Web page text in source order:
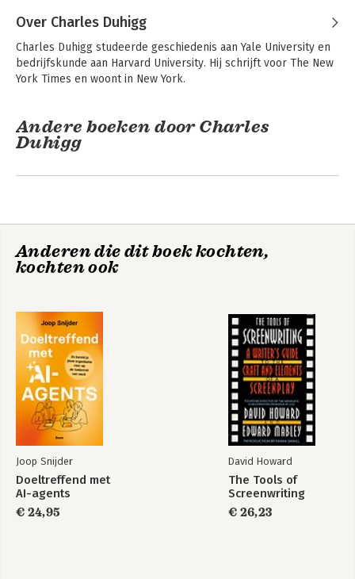
Over Charles Duhigg
Charles Duhigg studeerde geschiedenis aan Yale University en
bedrijfskunde aan Harvard University. Hij schrijft voor The New
York Times en woont in New York.
Andere boeken door Charles
Duhigg
The Power of Habit The Power of Habit
Anderen die dit boek kochten,
kochten ook
Joop Snijder
Doeltreffend met
AI-agents
€ 24,95
David Howard
The Tools of
Screenwriting
€ 26,23